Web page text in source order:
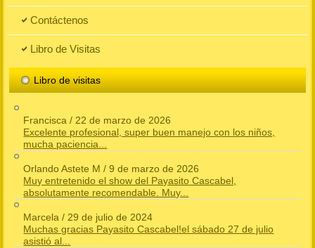
Contáctenos
Libro de Visitas
Libro de visitas
Francisca /22 de marzo de 2026
Excelente profesional, super buen manejo con los niños,
mucha paciencia...
Orlando Astete M /9 de marzo de 2026
Muy entretenido el show del Payasito Cascabel,
absolutamente recomendable. Muy...
Marcela /29 de julio de 2024
Muchas gracias Payasito Cascabel!el sábado 27 de julio
asistió al...